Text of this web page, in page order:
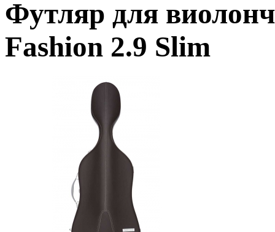
Футляр для
Fashion 2.9 Slim